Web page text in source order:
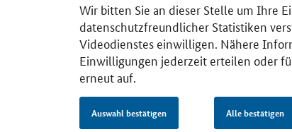
Wir bitten Sie an dieser Stelle um Ihre
datenschutzfreundlicher Statistiken
Videodienstes einwilligen. Nähere
Einwilligungen jederzeit erteilen oder
erneut auf.
Auswahl bestätigen Alle bestätigen